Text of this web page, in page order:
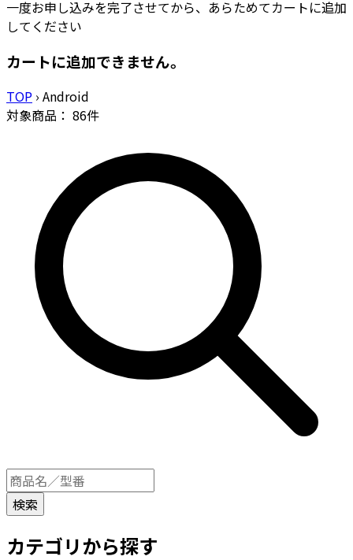
一度お申し込みを完了させてから、あらためてカートに追加
してください
カートに追加できません。
TOP › Android
対象商品： 86件
カテゴリから探す